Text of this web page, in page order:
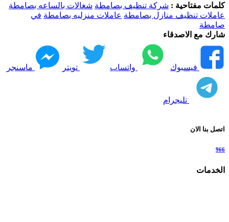
كلمات مفتاحية : شركة تنظيف بصامطة شغالات بالساعه بصامطة
عاملات تنظيف منازل بصامطة عاملات منزليه بصامطة في
صامطة
شارك مع الاصدقاء
فيسبوك واتساب تويتر ماسنجر
تليجرام
اتصل بنا الان
966
الخدمات